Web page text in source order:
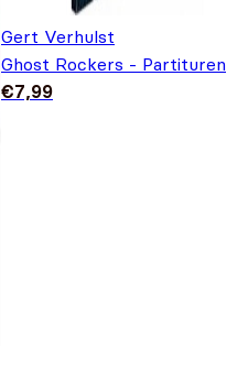
Gert Verhulst
Ghost Rockers - Partituren
€7,99